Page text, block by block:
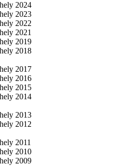
2024
2023
2022
2021
2019
2018
2017
2016
2015
2014
2013
2012
2011
2010
2009